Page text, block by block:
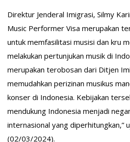
Direktur Jenderal Imigrasi, Silmy
Music Performer Visa merupakan
untuk memfasilitasi musisi dan kru
melakukan pertunjukan musik di
merupakan terobosan dari Ditjen
memudahkan perizinan musikus
konser di Indonesia. Kebijakan
mendukung Indonesia menjadi
internasional yang diperhitungkan,”
(02/03/2024).